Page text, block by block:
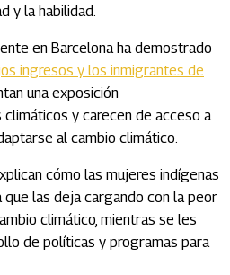
y la habilidad.
en Barcelona ha demostrado
ingresos y los inmigrantes de
una exposición
y carecen de acceso a
al cambio climático.
cómo las mujeres indígenas
las deja cargando con la peor
climático, mientras se les
de políticas y programas para